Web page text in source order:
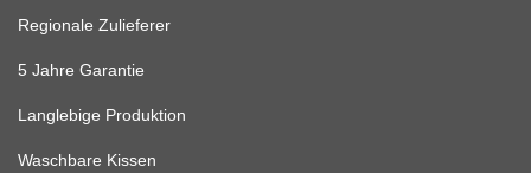
Regionale Zulieferer
5 Jahre Garantie
Langlebige Produktion
Waschbare Kissen